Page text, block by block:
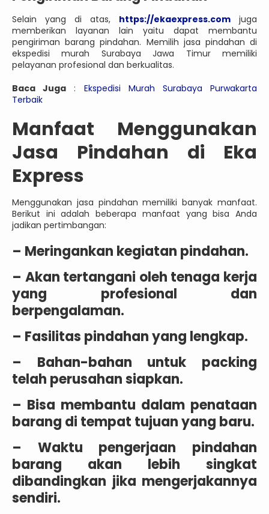
Selain yang di atas, https://ekaexpress.com juga
memberikan layanan lain yaitu dapat membantu
pengiriman barang pindahan. Memilih jasa pindahan di
ekspedisi murah Surabaya Jawa Timur memiliki
pelayanan profesional dan berkualitas.
Baca Juga : Ekspedisi Murah Surabaya Purwakarta
Terbaik
Manfaat Menggunakan
Jasa Pindahan di Eka
Express
Menggunakan jasa pindahan memiliki banyak manfaat.
Berikut ini adalah beberapa manfaat yang bisa Anda
jadikan pertimbangan:
– Meringankan kegiatan pindahan.
– Akan tertangani oleh tenaga kerja
yang profesional dan
berpengalaman.
– Fasilitas pindahan yang lengkap.
– Bahan-bahan untuk packing
telah perusahan siapkan.
– Bisa membantu dalam penataan
barang di tempat tujuan yang baru.
– Waktu pengerjaan pindahan
barang akan lebih singkat
dibandingkan jika mengerjakannya
sendiri.